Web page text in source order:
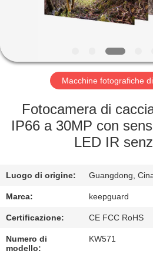
VIDEO
SU
DI
VISITA
CONTROLLO
DELLA
QUALITÀ
Macchine fotografiche
Fotocamera di
IP66 a 30MP con
LED IR
Luogo di origine: Guangdong,
Marca: keepguard
Certificazione: CE FCC RoHS
Numero di
modello:
KW571